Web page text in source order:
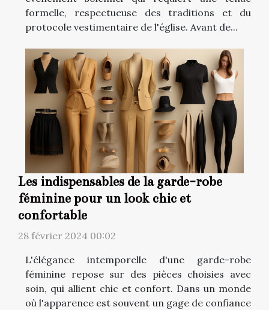
formelle, respectueuse des traditions et du
protocole vestimentaire de l'église. Avant de...
Les indispensables de la garde-robe
féminine pour un look chic et
confortable
28 février 2024 00:02
L'élégance intemporelle d'une garde-robe
féminine repose sur des pièces choisies avec
soin, qui allient chic et confort. Dans un monde
où l'apparence est souvent un gage de confiance